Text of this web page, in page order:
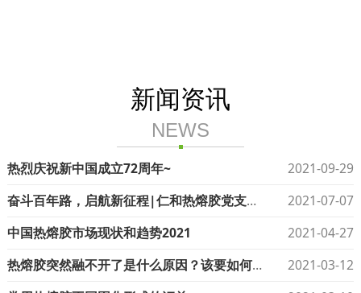
新闻资讯
NEWS
热烈庆祝新中国成立72周年~
2021-09-29
奋斗百年路，启航新征程|仁和热熔胶党支部庆祝中国共产党成立100周年系列活动
2021-07-07
中国热熔胶市场现状和趋势2021
2021-04-27
热熔胶突然融不开了是什么原因？该要如何解决
2021-03-12